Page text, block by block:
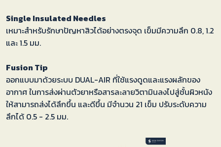
Single Insulated Needles
เหมาะสำหรับรักษาปัญหาสิวได้อย่างตรงจุด เข็มมีความลึก 0.8, 1.2
และ 1.5 มม.
Fusion Tip
ออกแบบมาด้วยระบบ DUAL-AIR ที่ใช้แรงดูดและแรงผลักของ
อากาศ ในการส่งผ่านตัวยาหรือสารละลายวิตามินลงไปสู่ชั้นผิวหนัง
ให้สามารถส่งได้ลึกขึ้น และดีขึ้น มีจำนวน 21 เข็ม ปรับระดับความ
ลึกได้ 0.5 - 2.5 มม.